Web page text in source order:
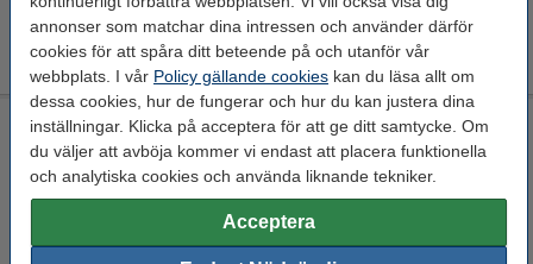
annonser som matchar dina intressen och använder därför
cookies för att spåra ditt beteende på och utanför vår
webbplats. I vår Policy gällande cookies kan du läsa allt om
dessa cookies, hur de fungerar och hur du kan justera dina
inställningar. Klicka på acceptera för att ge ditt samtycke. Om
du väljer att avböja kommer vi endast att placera funktionella
och analytiska cookies och använda liknande tekniker.
Acceptera
220 kr
Modifi3d Pro reparations-/modifieringsverktyg
30 W 150 cm + 450 °C 24 V
Se specifikationerna och beskrivningen
EU-lager 5-7dgr